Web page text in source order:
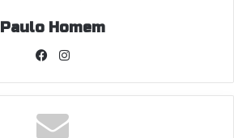
Paulo Homem
Facebook